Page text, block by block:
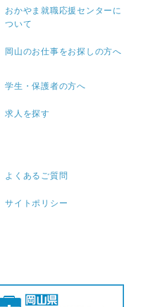
おかやま就職応援センターに
ついて
岡山のお仕事をお探しの方へ
学生・保護者の方へ
求人を探す
よくあるご質問
サイトポリシー